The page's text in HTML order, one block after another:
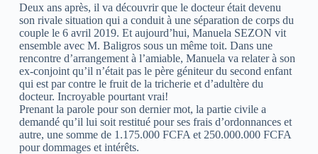
Deux ans après, il va découvrir que le docteur était devenu
son rivale situation qui a conduit à une séparation de corps du
couple le 6 avril 2019. Et aujourd’hui, Manuela SEZON vit
ensemble avec M. Baligros sous un même toit. Dans une
rencontre d’arrangement à l’amiable, Manuela va relater à son
ex-conjoint qu’il n’était pas le père géniteur du second enfant
qui est par contre le fruit de la tricherie et d’adultère du
docteur. Incroyable pourtant vrai!
Prenant la parole pour son dernier mot, la partie civile a
demandé qu’il lui soit restitué pour ses frais d’ordonnances et
autre, une somme de 1.175.000 FCFA et 250.000.000 FCFA
pour dommages et intérêts.